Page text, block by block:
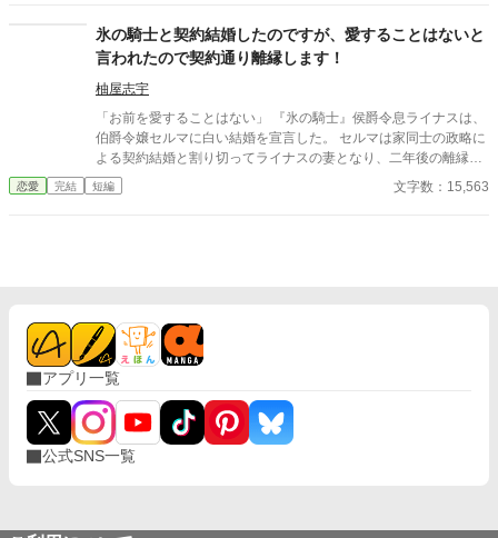
氷の騎士と契約結婚したのですが、愛することはないと
言われたので契約通り離縁します！
柚屋志宇
「お前を愛することはない」 『氷の騎士』侯爵令息ライナスは、
伯爵令嬢セルマに白い結婚を宣言した。 セルマは家同士の政略に
よる契約結婚と割り切ってライナスの妻となり、二年後の離縁の
日を待つ。 しかし結婚すると、最初は冷たかったライナスだが次
第にセルマに好意的になる。 だがセルマは離縁の日が待ち遠し
恋愛 完結 短編 文字数：15,563
アプリ一覧
公式SNS一覧